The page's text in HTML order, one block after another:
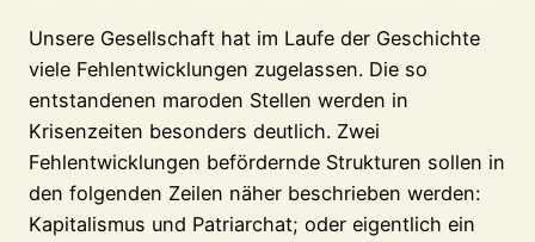
Unsere Gesellschaft hat im Laufe der Geschichte
viele Fehlentwicklungen zugelassen. Die so
entstandenen maroden Stellen werden in
Krisenzeiten besonders deutlich. Zwei
Fehlentwicklungen befördernde Strukturen sollen in
den folgenden Zeilen näher beschrieben werden:
Kapitalismus und Patriarchat; oder eigentlich ein